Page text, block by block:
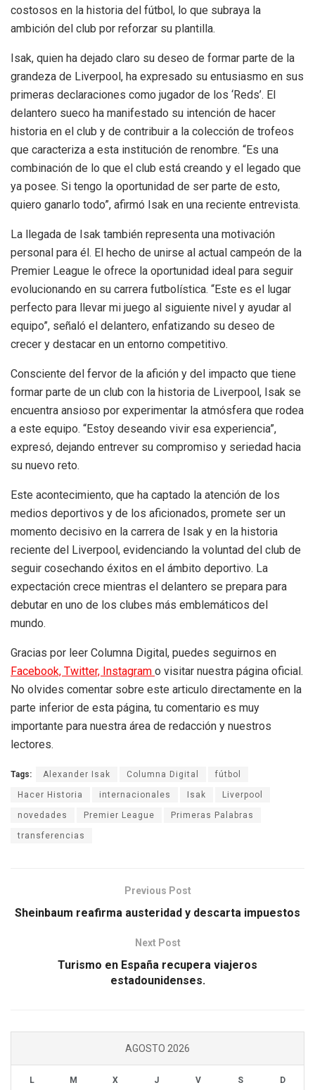
costosos en la historia del fútbol, lo que subraya la
ambición del club por reforzar su plantilla.
Isak, quien ha dejado claro su deseo de formar parte de la
grandeza de Liverpool, ha expresado su entusiasmo en sus
primeras declaraciones como jugador de los ‘Reds’. El
delantero sueco ha manifestado su intención de hacer
historia en el club y de contribuir a la colección de trofeos
que caracteriza a esta institución de renombre. “Es una
combinación de lo que el club está creando y el legado que
ya posee. Si tengo la oportunidad de ser parte de esto,
quiero ganarlo todo”, afirmó Isak en una reciente entrevista.
La llegada de Isak también representa una motivación
personal para él. El hecho de unirse al actual campeón de la
Premier League le ofrece la oportunidad ideal para seguir
evolucionando en su carrera futbolística. “Este es el lugar
perfecto para llevar mi juego al siguiente nivel y ayudar al
equipo”, señaló el delantero, enfatizando su deseo de
crecer y destacar en un entorno competitivo.
Consciente del fervor de la afición y del impacto que tiene
formar parte de un club con la historia de Liverpool, Isak se
encuentra ansioso por experimentar la atmósfera que rodea
a este equipo. “Estoy deseando vivir esa experiencia”,
expresó, dejando entrever su compromiso y seriedad hacia
su nuevo reto.
Este acontecimiento, que ha captado la atención de los
medios deportivos y de los aficionados, promete ser un
momento decisivo en la carrera de Isak y en la historia
reciente del Liverpool, evidenciando la voluntad del club de
seguir cosechando éxitos en el ámbito deportivo. La
expectación crece mientras el delantero se prepara para
debutar en uno de los clubes más emblemáticos del
mundo.
Gracias por leer Columna Digital, puedes seguirnos en
Facebook, Twitter, Instagram o visitar nuestra página oficial.
No olvides comentar sobre este articulo directamente en la
parte inferior de esta página, tu comentario es muy
importante para nuestra área de redacción y nuestros
lectores.
Tags: Alexander Isak Columna Digital fútbol
Hacer Historia internacionales Isak Liverpool
novedades Premier League Primeras Palabras
transferencias
Previous Post
Sheinbaum reafirma austeridad y descarta impuestos
Next Post
Turismo en España recupera viajeros
estadounidenses.
AGOSTO 2026
L M X J V S D